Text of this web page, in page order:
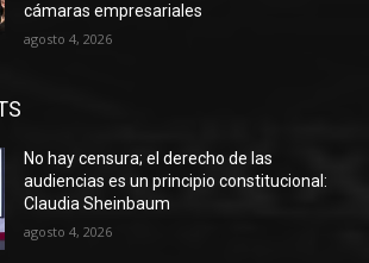
cámaras empresariales
agosto 4, 2026
No hay censura; el derecho de las
audiencias es un principio constitucional:
Claudia Sheinbaum
agosto 4, 2026